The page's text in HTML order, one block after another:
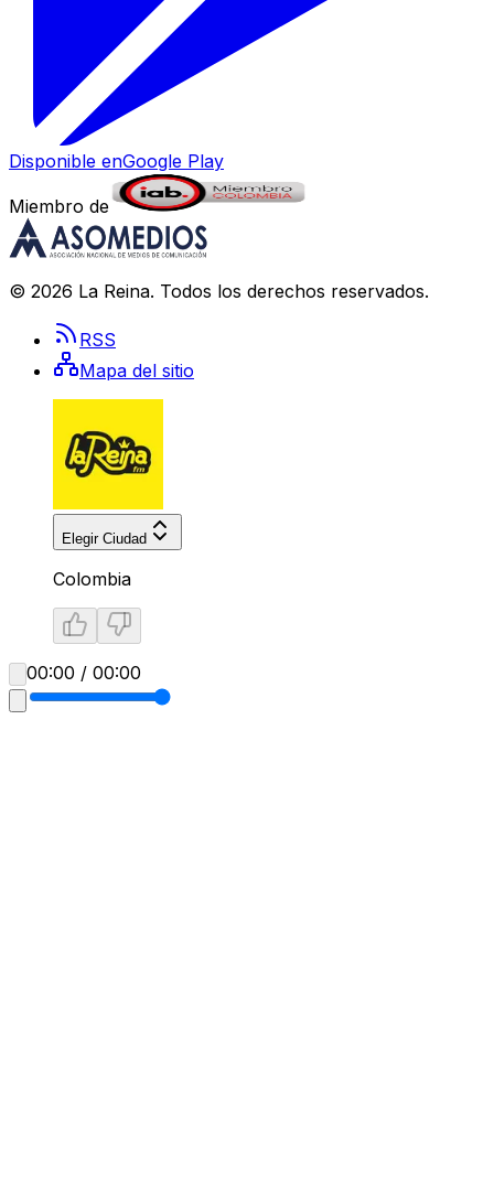
Disponible enGoogle Play
Miembro de
© 2026 La Reina. Todos los derechos reservados.
RSS
Mapa del sitio
Elegir Ciudad
Colombia
00:00 / 00:00